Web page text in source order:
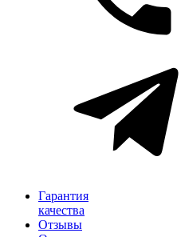
Гарантия
качества
Отзывы